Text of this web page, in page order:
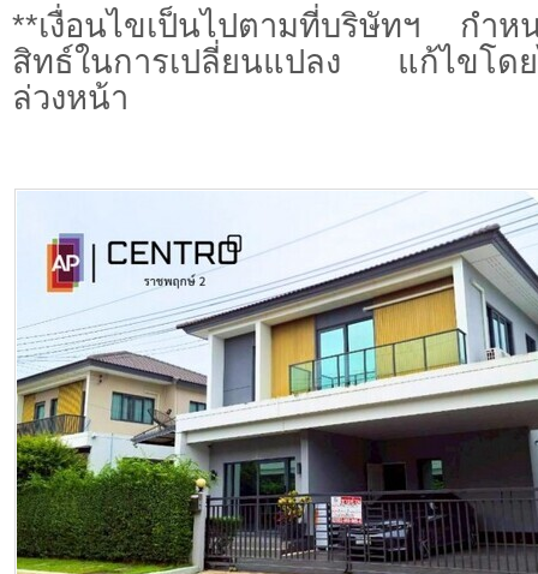
**เงื่อนไขเป็นไปตามที่บริษัทฯ กำ
สิทธ์ในการเปลี่ยนแปลง แก้ไขโดย
ล่วงหน้า